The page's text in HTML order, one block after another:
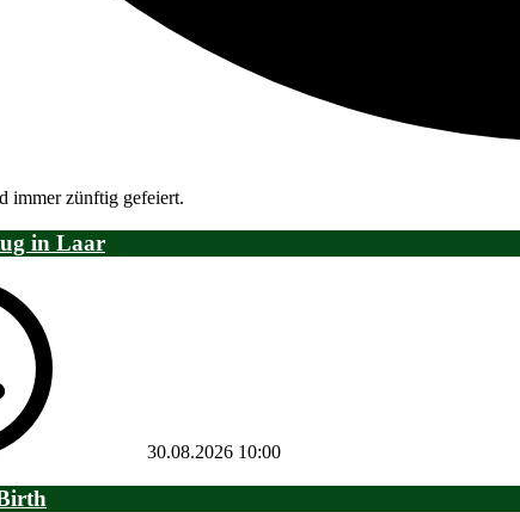
immer zünftig gefeiert.
in Laar
30.08.2026 10:00